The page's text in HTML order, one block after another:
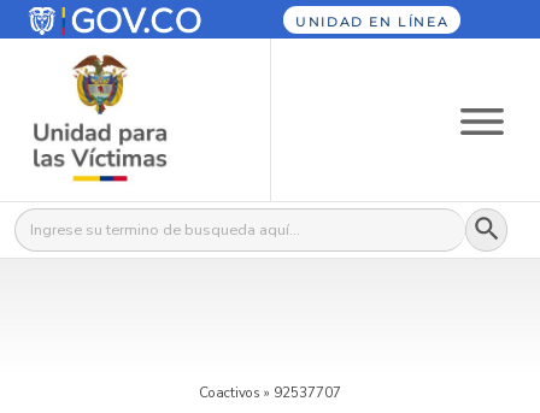
UNIDAD EN LÍNEA
Buscar: Botón
Coactivos » 92537707